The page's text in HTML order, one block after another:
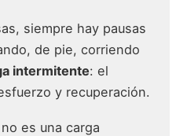
siempre hay pausas
de pie, corriendo
intermitente: el
y recuperación.
es una carga